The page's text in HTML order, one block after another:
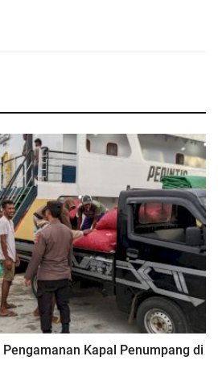
Pengamanan Kapal Penumpang di